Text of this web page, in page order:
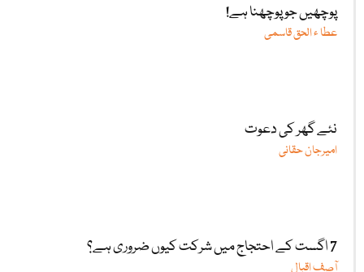
پوچھیں جو پوچھنا ہے!
عطا ء الحق قاسمی
نئے گھر کی دعوت
امیرجان حقانی
7 اگست کے احتجاج میں شرکت کیوں ضروری ہے؟
آصف اقبال